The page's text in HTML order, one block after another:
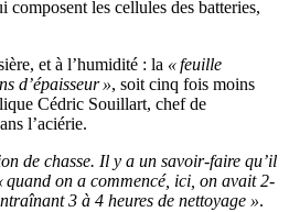
composent les cellules des batteries,
et à l’humidité : la « feuille
d’épaisseur », soit cinq fois moins
Cédric Souillart, chef de
l’aciérie.
de chasse. Il y a un savoir-faire qu’il
quand on a commencé, ici, on avait 2-
3 à 4 heures de nettoyage ».